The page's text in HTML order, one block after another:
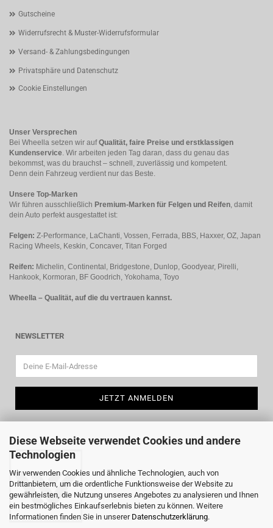
Diese Webseite verwendet Cookies und andere
Technologien
Wir verwenden Cookies und ähnliche Technologien, auch von
Drittanbietern, um die ordentliche Funktionsweise der Website zu
gewährleisten, die Nutzung unseres Angebotes zu analysieren und Ihnen
ein bestmögliches Einkaufserlebnis bieten zu können. Weitere
Informationen finden Sie in unserer Datenschutzerklärung.
Gutscheine
Widerrufsrecht & Muster-Widerrufsformular
Versand- & Zahlungsbedingungen
Privatsphäre und Datenschutz
Cookie Einstellungen
Unser Versprechen
Bei Wheella setzen wir aufQualität, faire Preise und erstklassigen
Kundenservice. Wir arbeiten jeden Tag daran, dass du genau das
bekommst, was du brauchst – schnell, zuverlässig und kompetent.
Denn dein Fahrzeug verdient nur das Beste.
Unsere Top-Marken
Wir führen ausschließlich Premium-Marken für Felgen und Reifen, damit
dein Auto perfekt ausgestattet ist:
Felgen: Z-Performance, LaChanti, Vossen, Ferrada, BBS, Haxxer, OZ, Japan
Racing Wheels, Keskin, Concaver, Titan Forged
Reifen: Michelin, Continental, Bridgestone, Dunlop, Goodyear, Pirelli,
Hankook, Kormoran, BF Goodrich, Yokohama, Toyo
Wheella – Qualität, auf die du vertrauen kannst.
NEWSLETTER